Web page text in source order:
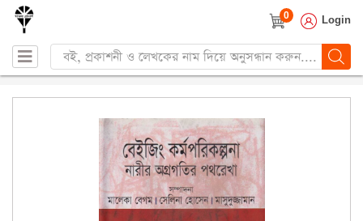
0 Login
Products
search